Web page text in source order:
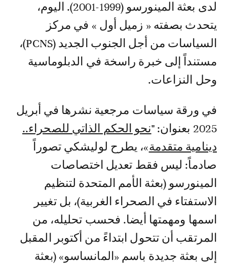
لدى بعثة المينورسو (1999-2001). اليوم،
يتحدث بصفته « زميل أول » في مركز
السياسات من أجل الجنوب الجديد (PCNS)،
مستنداً إلى خبرة راسخة في الدبلوماسية
وحل النزاعات.
في ورقة سياسات مرجعية نشرها في أبريل
2025 بعنوان:
"نحو الحكم الذاتي للصحراء..
دينامية متقدمة»، يطرح لوليشكي تصوراً
صادماً: ليس فقط تعديل اختصاصات
المينورسو (بعثة الأمم المتحدة لتنظيم
الاستفتاء في الصحراء الغربية)، بل تغيير
اسمها ومهمتها أيضا. فحسب تحليله، من
المرتقب أن تتحول ابتداءً من أكتوبر المقبل
إلى بعثة جديدة باسم «المانساسو» (بعثة